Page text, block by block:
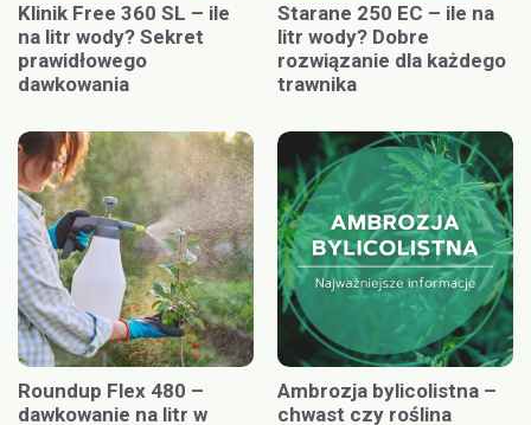
Klinik Free 360 SL – ile
na litr wody? Sekret
prawidłowego
dawkowania
Starane 250 EC – ile na
litr wody? Dobre
rozwiązanie dla każdego
trawnika
Roundup Flex 480 –
dawkowanie na litr w
Ambrozja bylicolistna –
chwast czy roślina